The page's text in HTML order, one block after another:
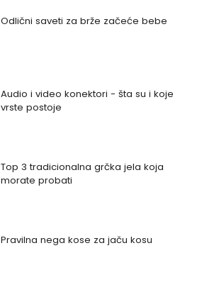
Odlični saveti za brže začeće bebe
Audio i video konektori - šta su i koje
vrste postoje
Top 3 tradicionalna grčka jela koja
morate probati
Pravilna nega kose za jaču kosu